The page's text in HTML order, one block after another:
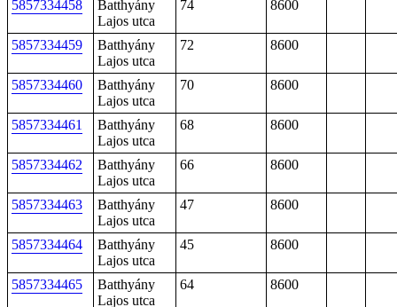
5857334458
Batthyány
Lajos utca
74 8600
5857334459
Batthyány
Lajos utca
72 8600
5857334460
Batthyány
Lajos utca
70 8600
5857334461
Batthyány
Lajos utca
68 8600
5857334462
Batthyány
Lajos utca
66 8600
5857334463
Batthyány
Lajos utca
47 8600
5857334464
Batthyány
Lajos utca
45 8600
5857334465
Batthyány
Lajos utca
64 8600